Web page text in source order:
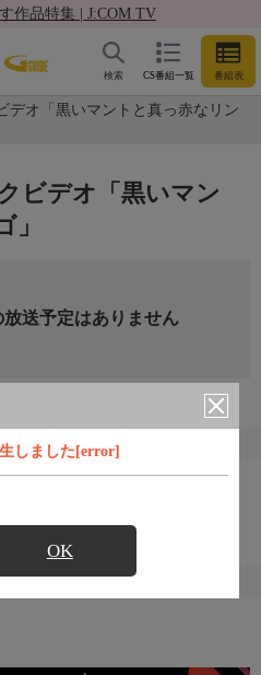
作品特集 | J:COM TV
CS番組一覧 番組表
検索
デオ「黒いマントと真っ赤なリン
しました[error]
OK
ビデオ「黒いマン
」
放送予定はありません